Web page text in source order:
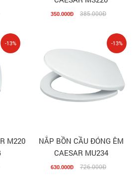
350.000Đ 385.000Đ
M220
-13%
NẮP BỒN CẦU ĐÓNG ÊM
CAESAR MU234
630.000Đ 726.000Đ
-13%